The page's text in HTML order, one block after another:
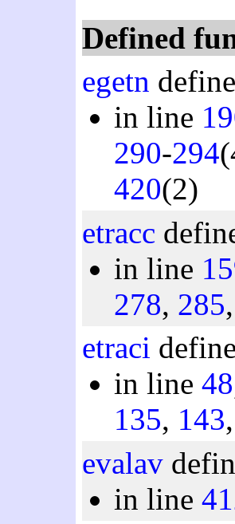
Defined
egetn
in line
290-294
420(2)
etracc
in line
278, 285
etraci
in line 48
135, 143
evalav
in line